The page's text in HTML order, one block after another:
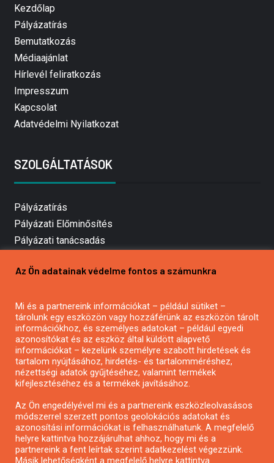
Kezdőlap
Pályázatírás
Bemutatkozás
Médiaajánlat
Hírlevél feliratkozás
Impresszum
Kapcsolat
Adatvédelmi Nyilatkozat
SZOLGÁLTATÁSOK
Pályázatírás
Pályázati Előminősítés
Pályázati tanácsadás
Mezőgazdasági pályázatírás
Pályázatírás civil szervezeteknek
Pályázatírás önkormányzatoknak
Pályázatfigyelés
Specifikus pályázatfigyelés vagy hírlevél
Pályázatok magánszemélyeknek
Pályázatok civil szervezeteknek
Az Ön adatainak védelme fontos a számunkra
Mi és a partnereink információkat – például sütiket –
tárolunk egy eszközön vagy hozzáférünk az eszközön tárolt
információkhoz, és személyes adatokat – például egyedi
azonosítókat és az eszköz által küldött alapvető
információkat – kezelünk személyre szabott hirdetések és
tartalom nyújtásához, hirdetés- és tartalomméréshez,
nézettségi adatok gyűjtéséhez, valamint termékek
kifejlesztéséhez és a termékek javításához.
Az Ön engedélyével mi és a partnereink eszközleolvasásos
módszerrel szerzett pontos geolokációs adatokat és
azonosítási információkat is felhasználhatunk. A megfelelő
helyre kattintva hozzájárulhat ahhoz, hogy mi és a
partnereink a fent leírtak szerint adatkezelést végezzünk.
Másik lehetőségként a megfelelő helyre kattintva